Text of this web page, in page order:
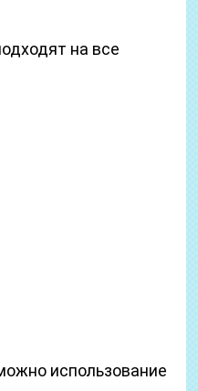
на все
использование